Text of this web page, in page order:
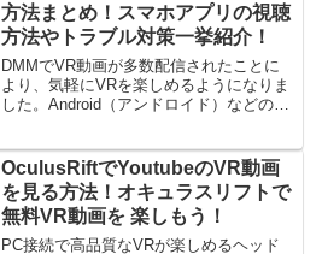
方法まとめ！スマホアプリの視聴
方法やトラブル対策一挙紹介！
DMMでVR動画が多数配信されたことに
より、気軽にVRを楽しめるようになりま
した。Android（アンドロイド）などのス
VR動画を見る方法今回はAndroid...
OculusRiftでYoutubeのVR動画
を見る方法！オキュラスリフトで
無料VR動画を 楽しもう！
PC接続で高品質なVRが楽しめるヘッド